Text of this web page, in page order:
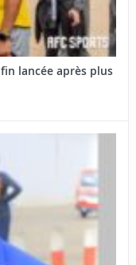
lancée après plus